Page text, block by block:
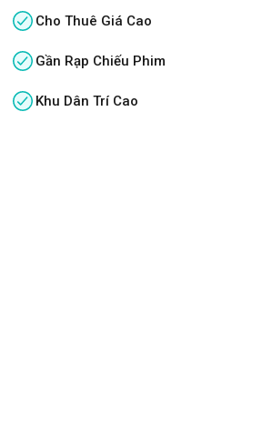
Cho Thuê Giá Cao
Gần Rạp Chiếu Phim
Khu Dân Trí Cao